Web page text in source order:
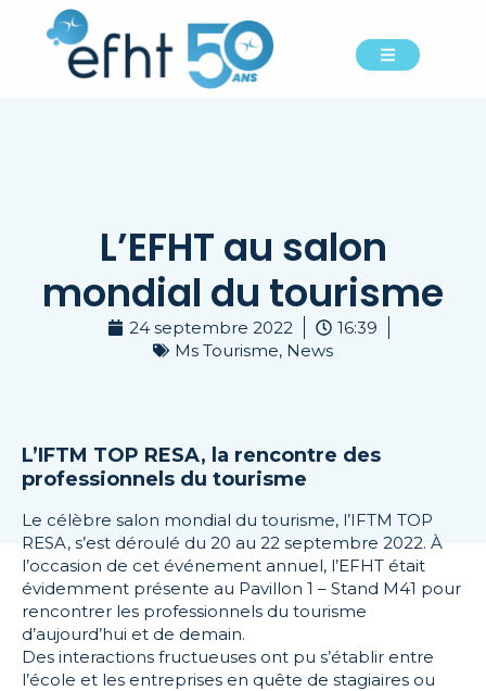
L’EFHT au salon
mondial du tourisme
24 septembre 2022
16:39
Ms Tourisme, News
L’IFTM TOP RESA, la rencontre des
professionnels du tourisme
Le célèbre salon mondial du tourisme, l’IFTM TOP
RESA, s’est déroulé du 20 au 22 septembre 2022. À
l’occasion de cet événement annuel, l’EFHT était
évidemment présente au Pavillon 1 – Stand M41 pour
rencontrer les professionnels du tourisme
d’aujourd’hui et de demain.
Des interactions fructueuses ont pu s’établir entre
l’école et les entreprises en quête de stagiaires ou